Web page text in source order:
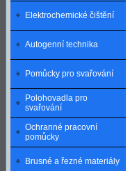
Elektrochemické čištění
Autogenní technika
Pomůcky pro svařování
Polohovadla pro
svařování
Ochranné pracovní
pomůcky
Brusné a řezné materiály